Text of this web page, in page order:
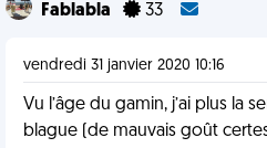
Fablabla 33
vendredi 31 janvier 2020 10:16
Vu l’âge du gamin, j’ai plus la
blague (de mauvais goût